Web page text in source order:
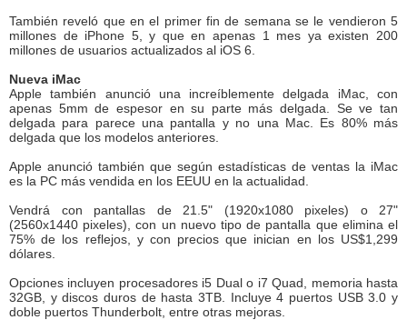
También reveló que en el primer fin de semana se le vendieron 5
millones de iPhone 5, y que en apenas 1 mes ya existen 200
millones de usuarios actualizados al iOS 6.
Nueva iMac
Apple también anunció una increíblemente delgada iMac, con
apenas 5mm de espesor en su parte más delgada. Se ve tan
delgada para parece una pantalla y no una Mac. Es 80% más
delgada que los modelos anteriores.
Apple anunció también que según estadísticas de ventas la iMac
es la PC más vendida en los EEUU en la actualidad.
Vendrá con pantallas de 21.5" (1920x1080 pixeles) o 27"
(2560x1440 pixeles), con un nuevo tipo de pantalla que elimina el
75% de los reflejos, y con precios que inician en los US$1,299
dólares.
Opciones incluyen procesadores i5 Dual o i7 Quad, memoria hasta
32GB, y discos duros de hasta 3TB. Incluye 4 puertos USB 3.0 y
doble puertos Thunderbolt, entre otras mejoras.